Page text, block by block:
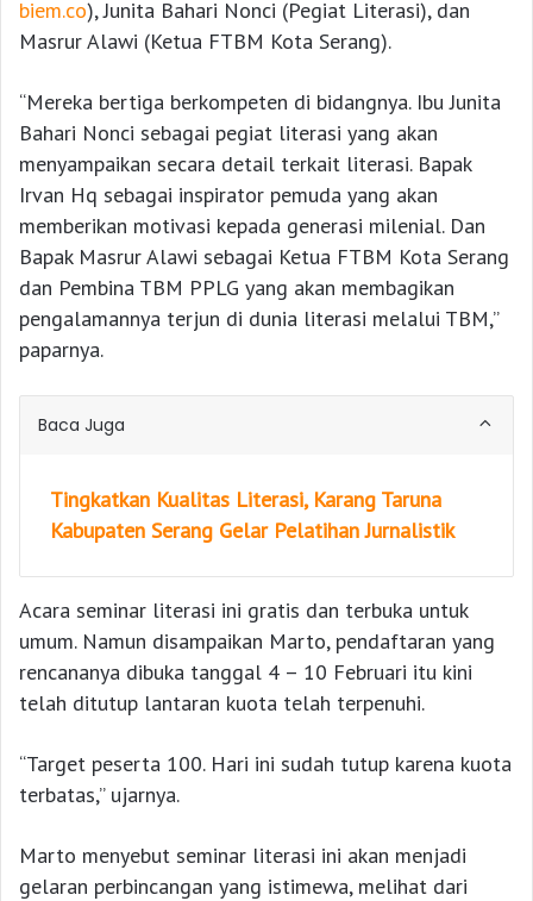
biem.co), Junita Bahari Nonci (Pegiat Literasi), dan
Masrur Alawi (Ketua FTBM Kota Serang).
“Mereka bertiga berkompeten di bidangnya. Ibu Junita
Bahari Nonci sebagai pegiat literasi yang akan
menyampaikan secara detail terkait literasi. Bapak
Irvan Hq sebagai inspirator pemuda yang akan
memberikan motivasi kepada generasi milenial. Dan
Bapak Masrur Alawi sebagai Ketua FTBM Kota Serang
dan Pembina TBM PPLG yang akan membagikan
pengalamannya terjun di dunia literasi melalui TBM,”
paparnya.
Baca Juga
Tingkatkan Kualitas Literasi, Karang Taruna
Kabupaten Serang Gelar Pelatihan Jurnalistik
Acara seminar literasi ini gratis dan terbuka untuk
umum. Namun disampaikan Marto, pendaftaran yang
rencananya dibuka tanggal 4 – 10 Februari itu kini
telah ditutup lantaran kuota telah terpenuhi.
“Target peserta 100. Hari ini sudah tutup karena kuota
terbatas,” ujarnya.
Marto menyebut seminar literasi ini akan menjadi
gelaran perbincangan yang istimewa, melihat dari